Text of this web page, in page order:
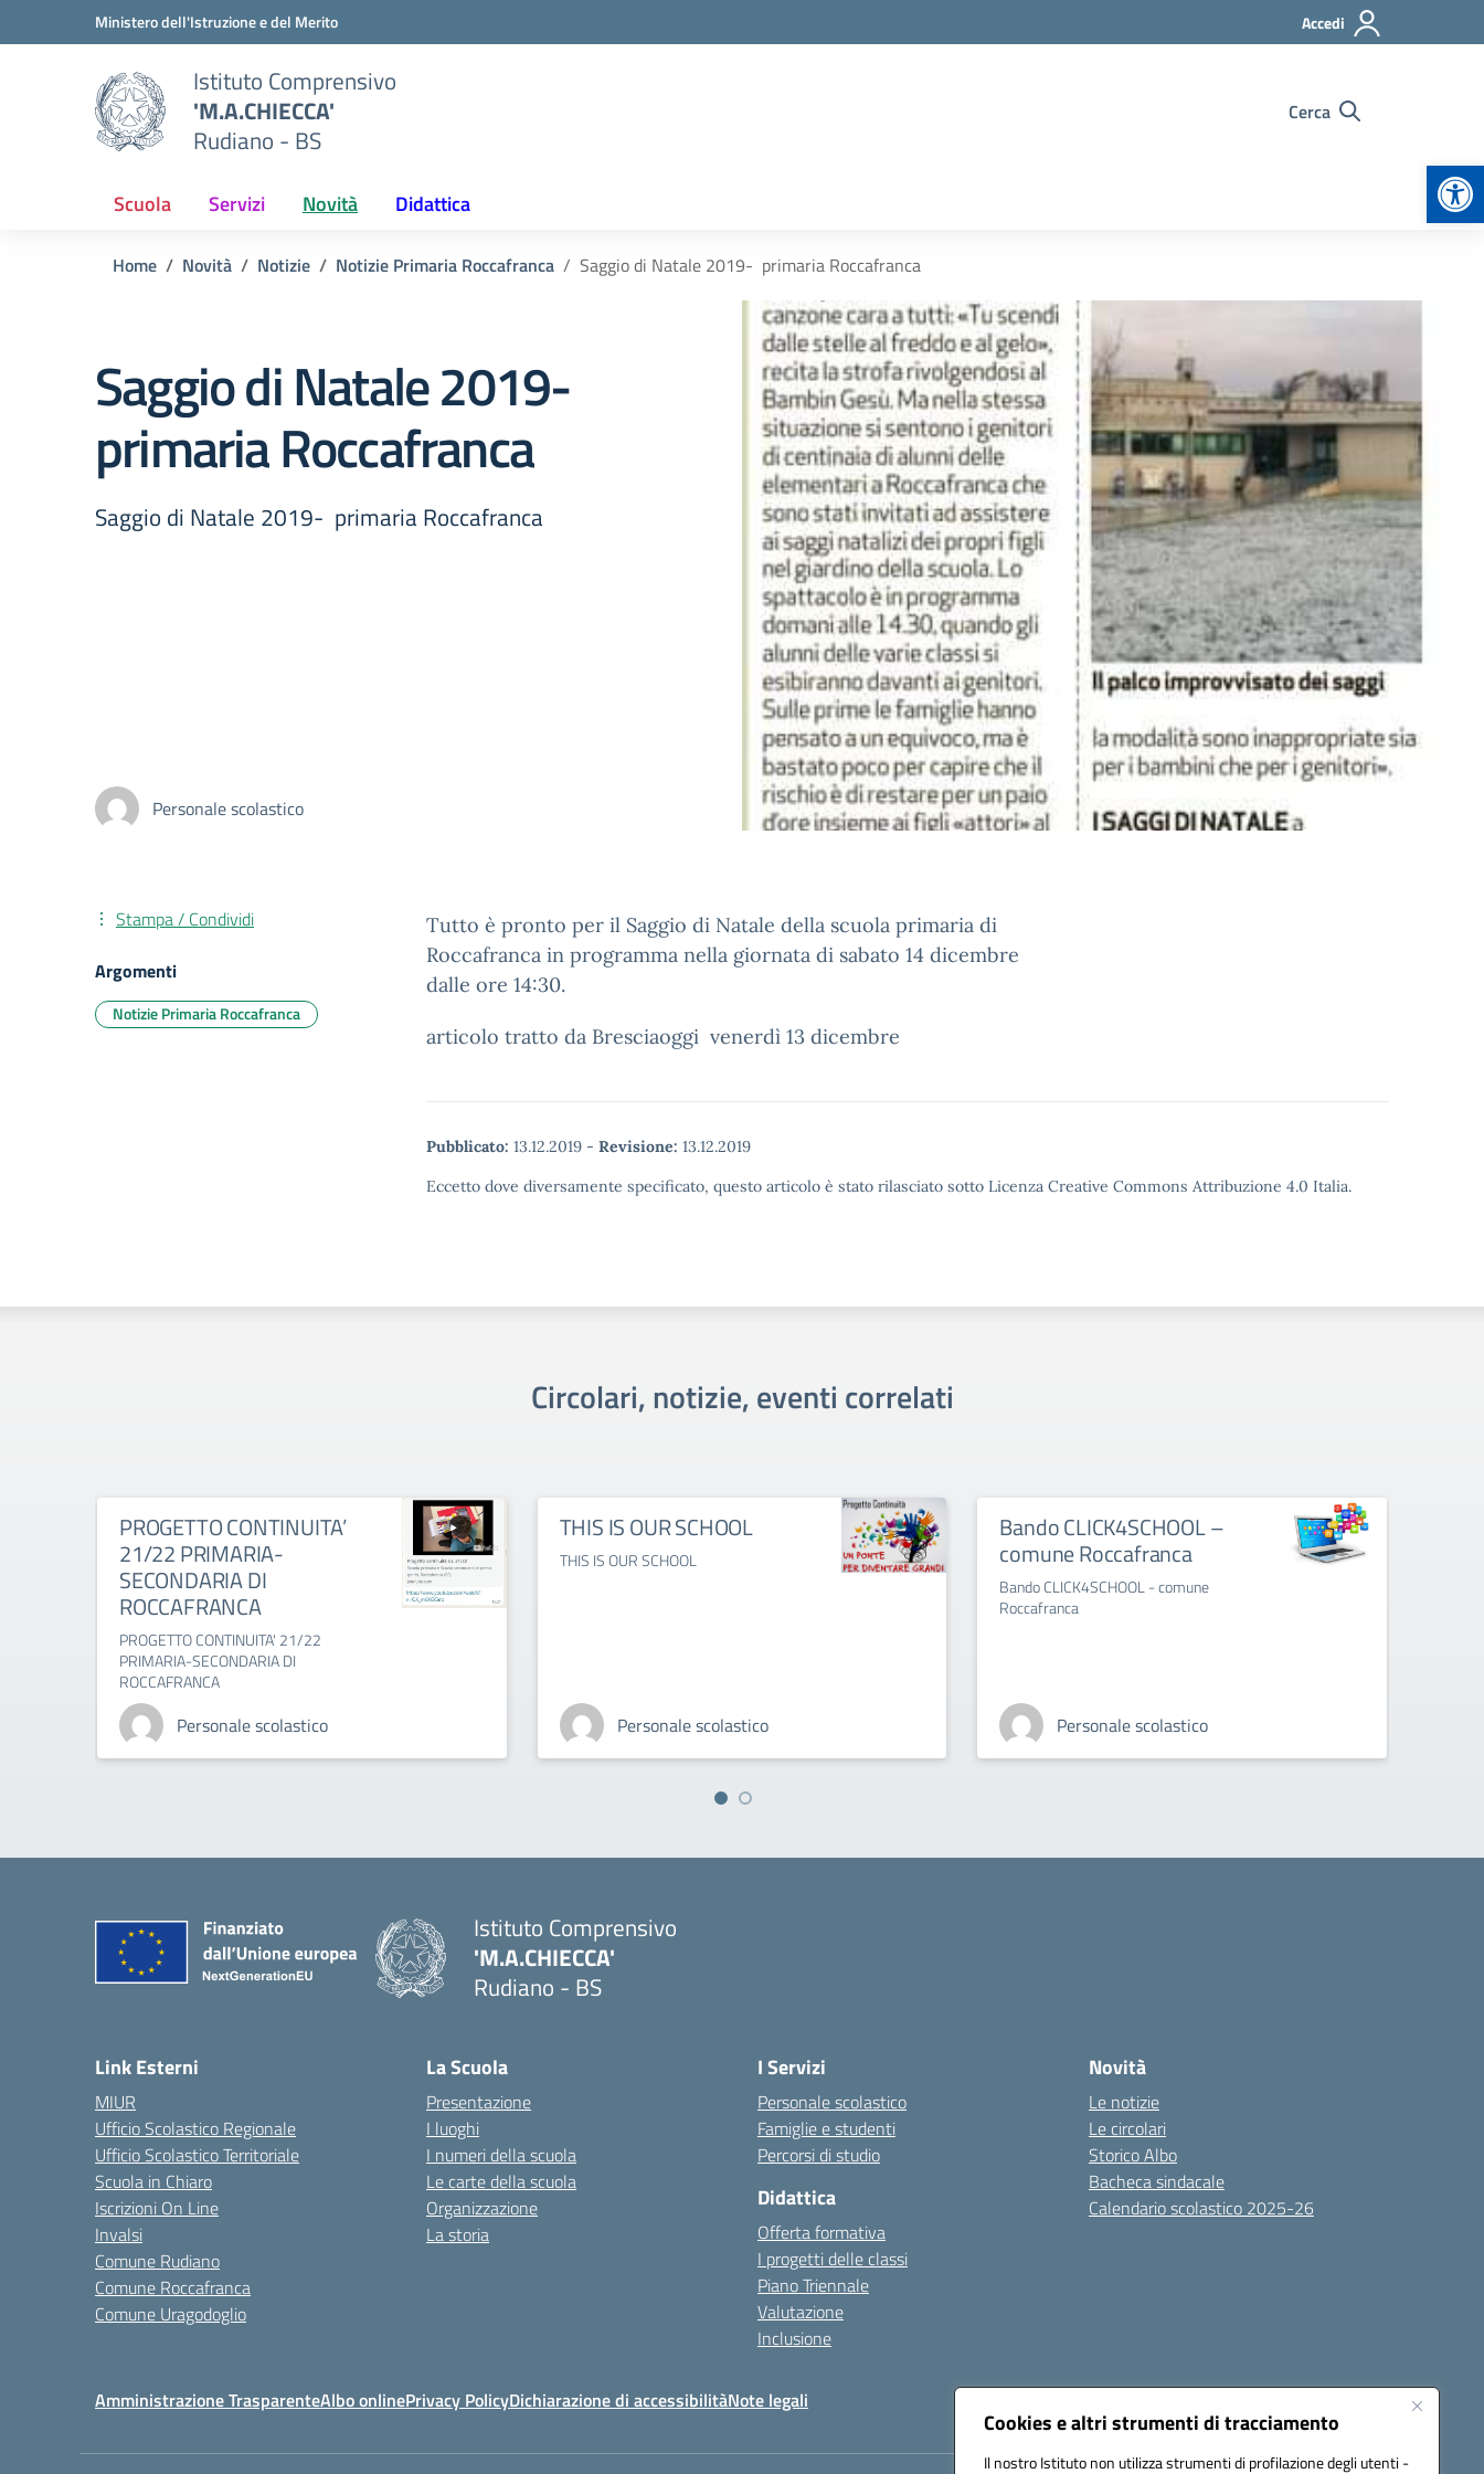
Cookies e altri strumenti di tracciamento
Il nostro Istituto non utilizza strumenti di profilazione degli utenti -
Vai ai contenuti
Vai al menu di navigazioneMinistero dell'Istruzione e del Merito Accedi
Istituto Comprensivo
'M.A.CHIECCA'
Rudiano - BS
Cerca
Scuola Servizi Novità Didattica
Home Novità Notizie Notizie Primaria Roccafranca Saggio di Natale 2019- primaria Roccafranca
Saggio di Natale 2019-
primaria Roccafranca
Saggio di Natale 2019- primaria Roccafranca
Personale scolastico
Tutto è pronto per il Saggio di Natale della scuola primaria di
Roccafranca in programma nella giornata di sabato 14 dicembre
dalle ore 14:30.
articolo tratto da Bresciaoggi venerdì 13 dicembre
Pubblicato: 13.12.2019 - Revisione: 13.12.2019
Eccetto dove diversamente specificato, questo articolo è stato rilasciato sotto Licenza Creative Commons Attribuzione 4.0 Italia.
Stampa / Condividi
Argomenti
Notizie Primaria Roccafranca
Circolari, notizie, eventi correlati
PROGETTO CONTINUITA’
21/22 PRIMARIA-
SECONDARIA DI
ROCCAFRANCA
PROGETTO CONTINUITA' 21/22
PRIMARIA-SECONDARIA DI
ROCCAFRANCA
Personale scolastico
THIS IS OUR SCHOOL
THIS IS OUR SCHOOL
Personale scolastico
Bando CLICK4SCHOOL –
comune Roccafranca
Bando CLICK4SCHOOL - comune
Roccafranca
Personale scolastico
Istituto Comprensivo
'M.A.CHIECCA'
Rudiano - BS
Link Esterni
MIUR
Ufficio Scolastico Regionale
Ufficio Scolastico Territoriale
Scuola in Chiaro
Iscrizioni On Line
Invalsi
Comune Rudiano
Comune Roccafranca
Comune Uragodoglio
La Scuola
Presentazione
I luoghi
I numeri della scuola
Le carte della scuola
Organizzazione
La storia
I Servizi
Personale scolastico
Famiglie e studenti
Percorsi di studio
Didattica
Offerta formativa
I progetti delle classi
Piano Triennale
Valutazione
Inclusione
Novità
Le notizie
Le circolari
Storico Albo
Bacheca sindacale
Calendario scolastico 2025-26
Amministrazione TrasparenteAlbo onlinePrivacy PolicyDichiarazione di accessibilitàNote legali